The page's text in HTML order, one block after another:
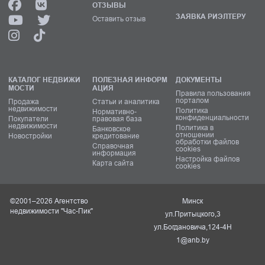
ОТЗЫВЫ
Оставить отзыв
ЗАЯВКА РИЭЛТЕРУ
КАТАЛОГ НЕДВИЖИ
МОСТИ
Продажа
недвижимости
Покупатели
недвижимости
Новостройки
ПОЛЕЗНАЯ ИНФОРМ
АЦИЯ
Статьи и аналитика
Нормативно-
правовая база
Банковское
кредитование
Справочная
информация
Карта сайта
ДОКУМЕНТЫ
Правила пользования
порталом
Политика
конфиденциальности
Политика в
отношении
обработки файлов
cookies
Настройка файлов
cookies
©2001–2026 Агентство
недвижимости "Час-Пик"
Минск
ул.Притыцкого,3
ул.Богдановича,124-4Н
1@anb.by